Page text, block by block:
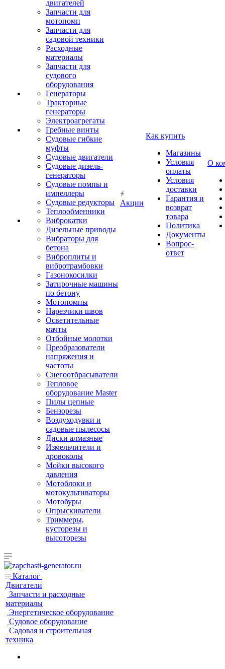
двигателей
Запчасти для
мотопомп
Запчасти для
садовой техники
Расходные
материалы
Запчасти для
судового
оборудования
Генераторы
Тракторные
генераторы
Электроагрегаты
Гребные винты
Судовые гибкие
муфты
Судовые двигатели
Судовые дизель-
генераторы
Судовые помпы и
импеллеры
Судовые редукторы
Теплообменники
Виброкатки
Дизельные приводы
Вибраторы для
бетона
Виброплиты и
вибротрамбовки
Газонокосилки
Затирочные машины
по бетону
Мотопомпы
Нарезчики швов
Осветительные
мачты
Отбойные молотки
Преобразователи
напряжения и
частоты
Снегоотбрасыватели
Тепловое
оборудование Master
Пилы цепные
Бензорезы
Воздуходувки и
садовые пылесосы
Диски алмазные
Измельчители и
дровоколы
Мойки высокого
давления
Мотоблоки и
мотокультиваторы
Мотобуры
Опрыскиватели
Триммеры,
кусторезы и
высоторезы
Акции
Как купить
Магазины
Условия
оплаты
Условия
доставки
Гарантия и
возврат
товара
Политика
Документы
Вопрос-
ответ
О
Каталог
Двигатели
Запчасти и расходные
материалы
Энергетическое оборудование
Судовое оборудование
Садовая и строительная
техника